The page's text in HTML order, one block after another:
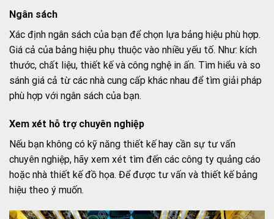
Ngân sách
Xác định ngân sách của bạn để chọn lựa bảng hiệu phù hợp.
Giá cả của bảng hiệu phụ thuộc vào nhiều yếu tố. Như: kích
thước, chất liệu, thiết kế và công nghệ in ấn. Tìm hiểu và so
sánh giá cả từ các nhà cung cấp khác nhau để tìm giải pháp
phù hợp với ngân sách của bạn.
Xem xét hỗ trợ chuyên nghiệp
Nếu bạn không có kỹ năng thiết kế hay cần sự tư vấn
chuyên nghiệp, hãy xem xét tìm đến các công ty quảng cáo
hoặc nhà thiết kế đồ họa. Để được tư vấn và thiết kế bảng
hiệu theo ý muốn.